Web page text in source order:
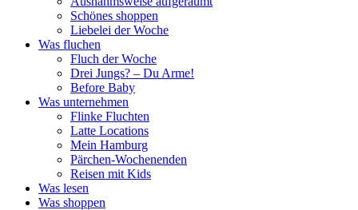
Schönes shoppen
Liebelei der Woche
Was fluchen
Fluch der Woche
Drei Jungs? – Du Arme!
Before Baby
Was unternehmen
Flinke Fluchten
Latte Locations
Mein Hamburg
Pärchen-Wochenenden
Reisen mit Kids
Was lesen
Was shoppen